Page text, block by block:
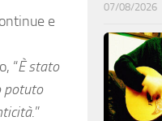
e
“È stato
potuto
.”
07/08/2026